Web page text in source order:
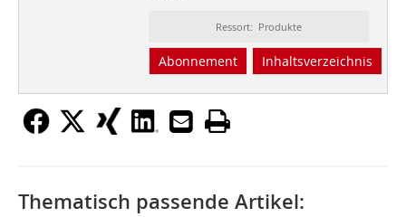
Ressort: Produkte
Abonnement Inhaltsverzeichnis
Thematisch passende Artikel: